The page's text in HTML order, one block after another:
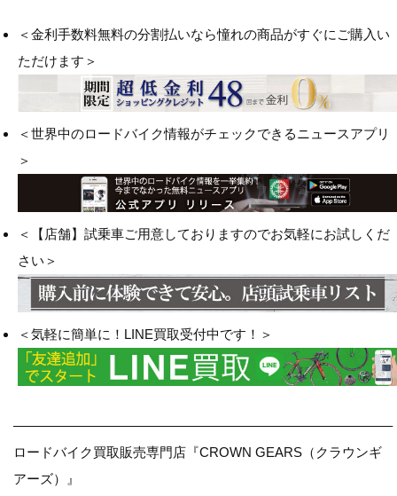
＜金利手数料無料の分割払いなら憧れの商品がすぐにご購入い
ただけます＞
＜世界中のロードバイク情報がチェックできるニュースアプリ
＞
＜【店舗】試乗車ご用意しておりますのでお気軽にお試しくだ
さい＞
＜気軽に簡単に！LINE買取受付中です！＞
————————————————————————————–
ロードバイク買取販売専門店『CROWN GEARS（クラウンギ
アーズ）』